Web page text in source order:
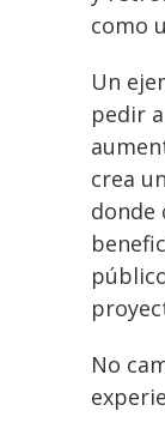
como
Un
pedir
crea
donde
No